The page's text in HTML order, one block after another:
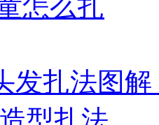
发扎法图